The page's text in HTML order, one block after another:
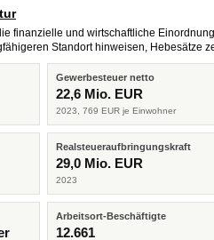
finanzielle und wirtschaftliche
Standort hinweisen, Hebesätze
Gewerbesteuer netto
22,6 Mio. EUR
2023, 769 EUR je Einwohner
Realsteueraufbringungskraft
29,0 Mio. EUR
2023
Arbeitsort-Beschäftigte
12.661